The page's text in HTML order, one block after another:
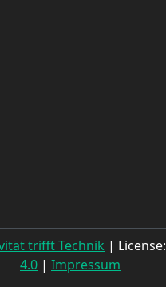
trifft Technik | License:
4.0 | Impressum